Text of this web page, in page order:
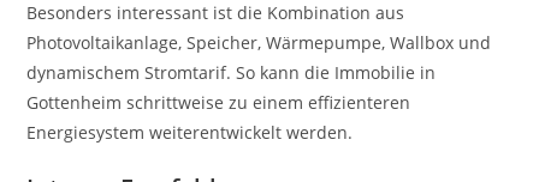
Besonders interessant ist die Kombination aus
Photovoltaikanlage, Speicher, Wärmepumpe, Wallbox und
dynamischem Stromtarif. So kann die Immobilie in
Gottenheim schrittweise zu einem effizienteren
Energiesystem weiterentwickelt werden.